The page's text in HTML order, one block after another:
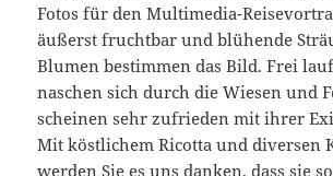
Fotos für den Multimedia-
äußerst fruchtbar und blühende
Blumen bestimmen das Bild. Frei
naschen sich durch die Wiesen und
scheinen sehr zufrieden mit ihrer
Mit köstlichem Ricotta und diversen
werden Sie es uns danken, dass sie